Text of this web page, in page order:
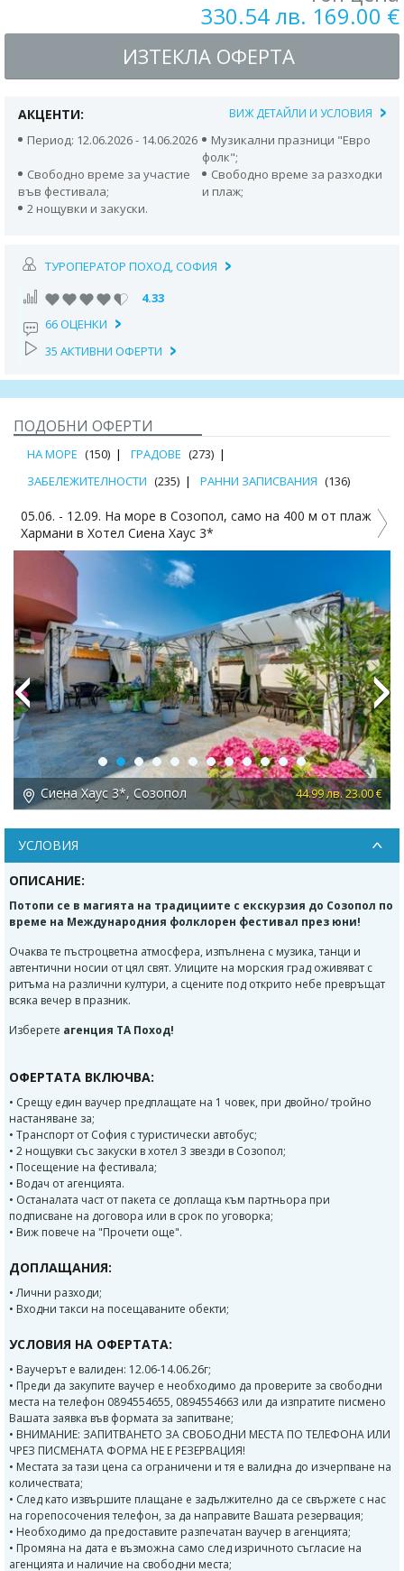
330.54 лв. 169.00 €
ИЗТЕКЛА ОФЕРТА
АКЦЕНТИ: ВИЖ ДЕТАЙЛИ И УСЛОВИЯ
Период: 12.06.2026 - 14.06.2026
Музикални празници "Евро
фолк";
Свободно време за участие
във фестивала;
Свободно време за разходки
и плаж;
2 нощувки и закуски.
ТУРОПЕРАТОР ПОХОД, СОФИЯ
4.33
66 ОЦЕНКИ
35 АКТИВНИ ОФЕРТИ
ПОДОБНИ ОФЕРТИ
НА МОРЕ (150) ГРАДОВЕ (273)
ЗАБЕЛЕЖИТЕЛНОСТИ (235) РАННИ ЗАПИСВАНИЯ (136)
в Созопол, само на 400 м от плаж
Хаус 3*
44.99 лв. 23.00 €
04.07. - 15.09. в хотел
inclusive,басейн, шезлонг
Хотел Съни 4*,
Previous Next
УСЛОВИЯ
ОПИСАНИЕ:
Потопи се в магията на традициите с екскурзия до Созопол по
време на Международния фолклорен фестивал през юни!
Очаква те пъстроцветна атмосфера, изпълнена с музика, танци и
автентични носии от цял свят. Улиците на морския град оживяват с
ритъма на различни култури, а сцените под открито небе превръщат
всяка вечер в празник.
Изберете агенция ТА Поход!
ОФЕРТАТА ВКЛЮЧВА:
• Срещу един ваучер предплащате на 1 човек, при двойно/ тройно
настаняване за;
• Транспорт от София с туристически автобус;
• 2 нощувки със закуски в хотел 3 звезди в Созопол;
• Посещение на фестивала;
• Водач от агенцията.
• Останалата част от пакета се доплаща към партньора при
подписване на договора или в срок по уговорка;
• Виж повече на "Прочети още".
ДОПЛАЩАНИЯ:
• Лични разходи;
• Входни такси на посещаваните обекти;
УСЛОВИЯ НА ОФЕРТАТА:
• Ваучерът е валиден: 12.06-14.06.26г;
• Преди да закупите ваучер е необходимо да проверите за свободни
места на телефон 0894554655, 0894554663 или да изпратите писмено
Вашата заявка във формата за запитване;
• ВНИМАНИЕ: ЗАПИТВАНЕТО ЗА СВОБОДНИ МЕСТА ПО ТЕЛЕФОНА ИЛИ
ЧРЕЗ ПИСМЕНАТА ФОРМА НЕ Е РЕЗЕРВАЦИЯ!
• Местата за тази цена са ограничени и тя е валидна до изчерпване на
количествата;
• След като извършите плащане е задължително да се свържете с нас
на горепосочения телефон, за да направите Вашата резервация;
• Необходимо да предоставите разпечатан ваучер в агенцията;
• Промяна на дата е възможна само след изричното съгласие на
агенцията и наличие на свободни места;